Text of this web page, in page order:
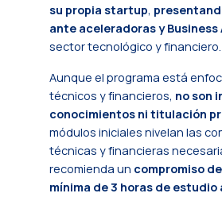
su propia startup,
ante aceleradoras yBusiness
sector tecnológico y financiero.
Aunque el programa está
técnicos y financieros, no son
conocimientos ni titulación
módulos iniciales nivelan las
técnicas y financieras
recomienda un compromiso
mínima de 3 horas de estudio